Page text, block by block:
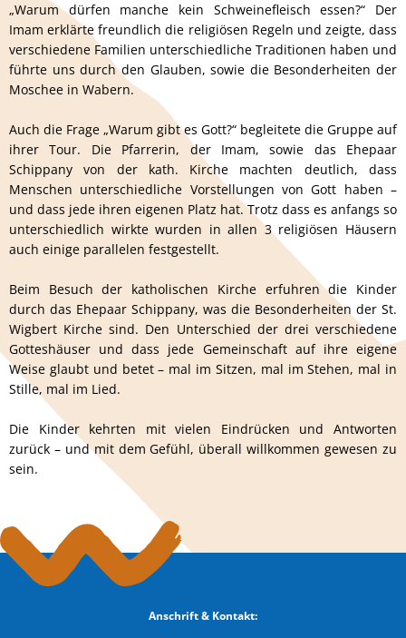
„Warum dürfen manche kein Schweinefleisch essen?“ Der
Imam erklärte freundlich die religiösen Regeln und zeigte, dass
verschiedene Familien unterschiedliche Traditionen haben und
führte uns durch den Glauben, sowie die Besonderheiten der
Moschee in Wabern.
Auch die Frage „Warum gibt es Gott?“ begleitete die Gruppe auf
ihrer Tour. Die Pfarrerin, der Imam, sowie das Ehepaar
Schippany von der kath. Kirche machten deutlich, dass
Menschen unterschiedliche Vorstellungen von Gott haben –
und dass jede ihren eigenen Platz hat. Trotz dass es anfangs so
unterschiedlich wirkte wurden in allen 3 religiösen Häusern
auch einige parallelen festgestellt.
Beim Besuch der katholischen Kirche erfuhren die Kinder
durch das Ehepaar Schippany, was die Besonderheiten der St.
Wigbert Kirche sind. Den Unterschied der drei verschiedene
Gotteshäuser und dass jede Gemeinschaft auf ihre eigene
Weise glaubt und betet – mal im Sitzen, mal im Stehen, mal in
Stille, mal im Lied.
Die Kinder kehrten mit vielen Eindrücken und Antworten
zurück – und mit dem Gefühl, überall willkommen gewesen zu
sein.
Anschrift & Kontakt: